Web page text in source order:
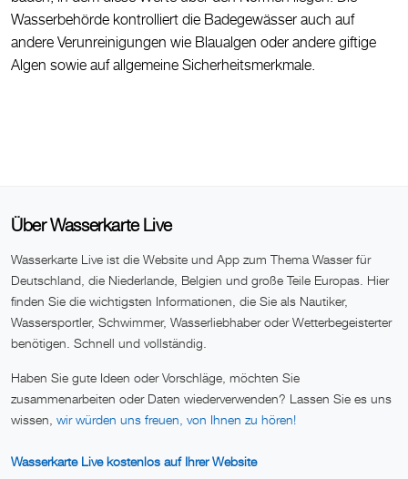
Wasserbehörde kontrolliert die Badegewässer auch auf
andere Verunreinigungen wie Blaualgen oder andere giftige
Algen sowie auf allgemeine Sicherheitsmerkmale.
Über Wasserkarte Live
Wasserkarte Live ist die Website und App zum Thema Wasser für
Deutschland, die Niederlande, Belgien und große Teile Europas. Hier
finden Sie die wichtigsten Informationen, die Sie als Nautiker,
Wassersportler, Schwimmer, Wasserliebhaber oder Wetterbegeisterter
benötigen. Schnell und vollständig.
Haben Sie gute Ideen oder Vorschläge, möchten Sie
zusammenarbeiten oder Daten wiederverwenden? Lassen Sie es uns
wissen, wir würden uns freuen, von Ihnen zu hören!
Wasserkarte Live kostenlos auf Ihrer Website